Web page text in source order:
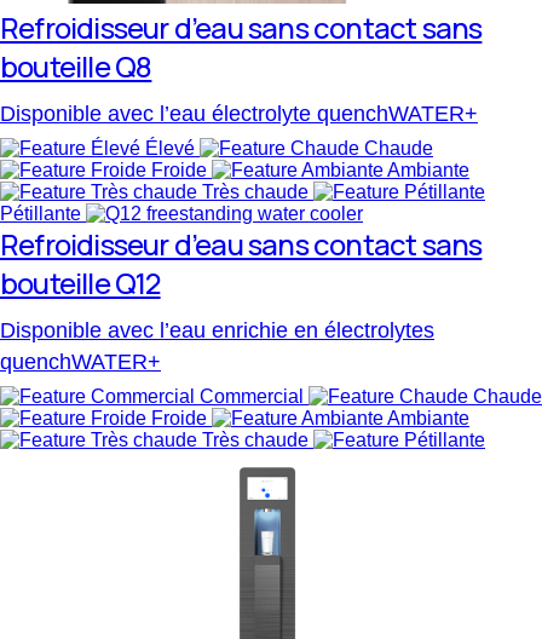
Refroidisseur d’eau sans contact sans
bouteille Q8
Disponible avec l’eau électrolyte quenchWATER+
Élevé
Chaude
Froide
Ambiante
Très chaude
Pétillante
Refroidisseur d’eau sans contact sans
bouteille Q12
Disponible avec l’eau enrichie en électrolytes
quenchWATER+
Commercial
Chaude
Froide
Ambiante
Très chaude